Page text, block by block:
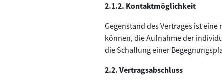
2.1.2. Kontaktmöglichkeit
Gegenstand des Vertrages ist
können, die Aufnahme der
die Schaffung einer
2.2. Vertragsabschluss